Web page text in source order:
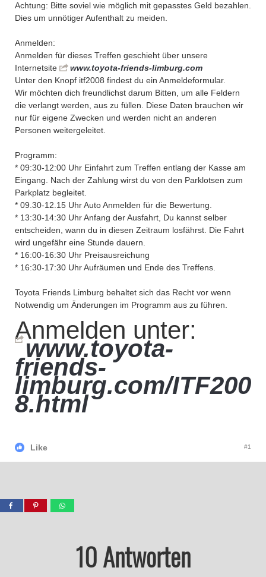
Achtung: Bitte soviel wie möglich mit gepasstes Geld bezahlen.
Dies um unnötiger Aufenthalt zu meiden.
Anmelden:
Anmelden für dieses Treffen geschieht über unsere
Internetsite
www.toyota-friends-limburg.com
Unter den Knopf itf2008 findest du ein Anmeldeformular.
Wir möchten dich freundlichst darum Bitten, um alle Feldern
die verlangt werden, aus zu füllen. Diese Daten brauchen wir
nur für eigene Zwecken und werden nicht an anderen
Personen weitergeleitet.
Programm:
* 09:30-12:00 Uhr Einfahrt zum Treffen entlang der Kasse am
Eingang. Nach der Zahlung wirst du von den Parklotsen zum
Parkplatz begleitet.
* 09.30-12.15 Uhr Auto Anmelden für die Bewertung.
* 13:30-14:30 Uhr Anfang der Ausfahrt, Du kannst selber
entscheiden, wann du in diesen Zeitraum losfährst. Die Fahrt
wird ungefähr eine Stunde dauern.
* 16:00-16:30 Uhr Preisausreichung
* 16:30-17:30 Uhr Aufräumen und Ende des Treffens.
Toyota Friends Limburg behaltet sich das Recht vor wenn
Notwendig um Änderungen im Programm aus zu führen.
Anmelden unter:
www.toyota-
friends-
limburg.com/ITF200
8.html
Like #1
10 Antworten